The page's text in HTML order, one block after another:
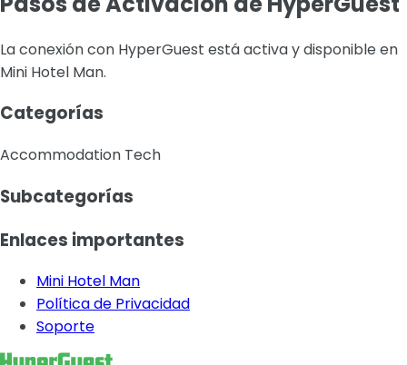
La conexión con HyperGuest está activa y disponible en
Mini Hotel Man.
Categorías
Accommodation Tech
Subcategorías
Enlaces importantes
Mini Hotel Man
Política de Privacidad
Soporte